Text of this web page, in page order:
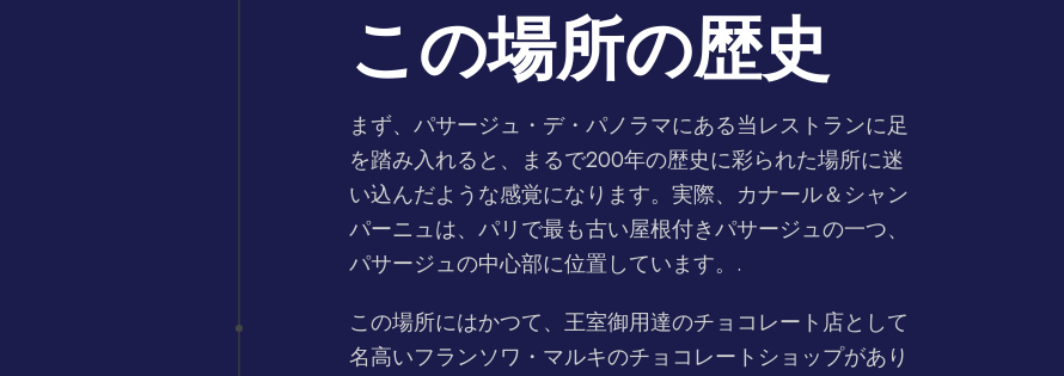
この場所の歴史
まず、パサージュ・デ・パノラマにある当レストランに足
を踏み入れると、まるで200年の歴史に彩られた場所に迷
い込んだような感覚になります。実際、カナール＆シャン
パーニュは、パリで最も古い屋根付きパサージュの一つ、
パサージュの中心部に位置しています。.
この場所にはかつて、王室御用達のチョコレート店として
名高いフランソワ・マルキのチョコレートショップがあり